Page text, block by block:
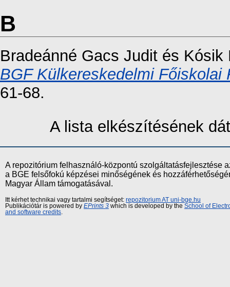
B
Bradeánné Gacs Judit és Kósik
BGF Külkereskedelmi Főiskolai
61-68.
A lista elkészítésének
A repozitórium felhasználó-központú szolgáltatásfejlesztése
a BGE felsőfokú képzései minőségének és
Magyar Állam támogatásával.
Itt kérhet technikai vagy tartalmi segítséget: repozitorium AT uni-bge.hu
Publikációtár is powered by EPrints 3 which is developed by the School of
and software credits